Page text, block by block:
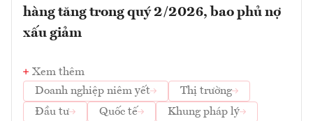
hàng tăng trong quý 2/2026, bao phủ nợ
xấu giảm
Xem thêm
Doanh nghiệp niêm yết
Thị trường
Đầu tư
Quốc tế Khung pháp lý